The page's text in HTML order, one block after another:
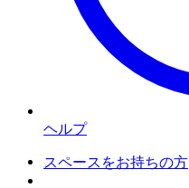
ヘルプ
スペースをお持ちの方